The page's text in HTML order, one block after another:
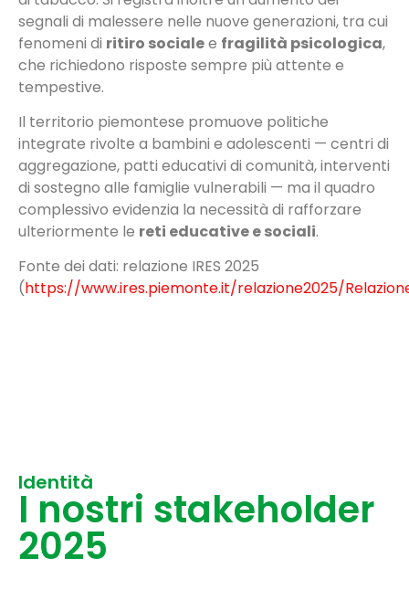
segnali di malessere nelle nuove generazioni, tra cui
fenomeni di ritiro socialee fragilità psicologica,
che richiedono risposte sempre più attente e
tempestive.
Il territorio piemontese promuove politiche
integrate rivolte a bambini e adolescenti — centri di
aggregazione, patti educativi di comunità, interventi
di sostegno alle famiglie vulnerabili — ma il quadro
complessivo evidenzia la necessità di rafforzare
ulteriormente le reti educative e sociali.
Fonte dei dati: relazione IRES 2025
(https://www.ires.piemonte.it/relazione2025/
Identità
I nostri stakeholder
2025